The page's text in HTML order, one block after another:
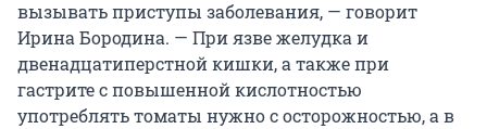
вызывать приступы заболевания, — говорит
Ирина Бородина. — При язве желудка и
двенадцатиперстной кишки, а также при
гастрите с повышенной кислотностью
употреблять томаты нужно с осторожностью, а в